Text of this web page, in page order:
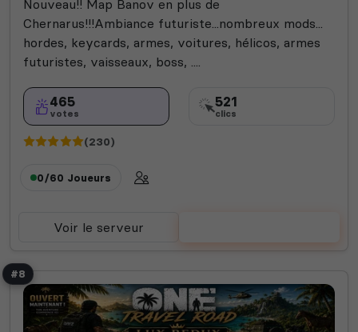
Nouveau!! Map Banov en plus de
Chernarus!!!Ambiance futuriste...nombreux mods...
hordes, keycards, armes, voitures, hélicos, armes
futuristes, vaisseaux, boss, ....
465
votes
521
clics
(230)
0/60 Joueurs
Voir le serveur
#8